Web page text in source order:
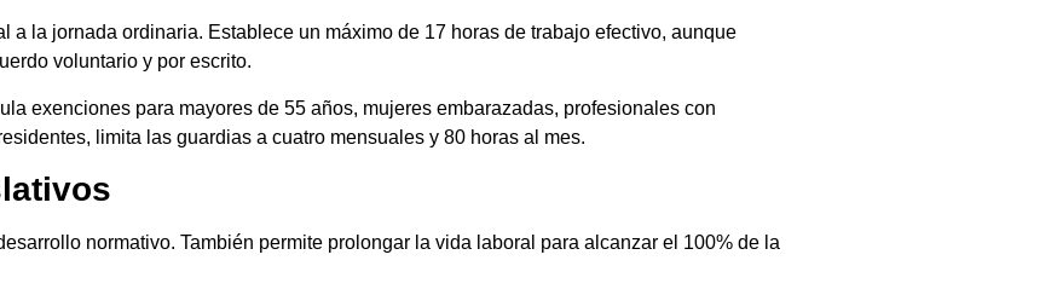
la jornada ordinaria. Establece un máximo de 17 horas de trabajo efectivo, aunque
voluntario y por escrito.
exenciones para mayores de 55 años, mujeres embarazadas, profesionales con
limita las guardias a cuatro mensuales y 80 horas al mes.
normativo. También permite prolongar la vida laboral para alcanzar el 100% de la